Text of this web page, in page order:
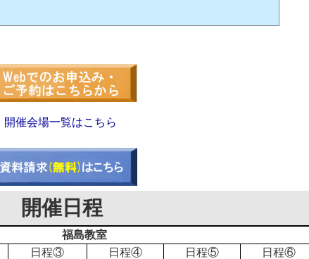
開催会場一覧はこちら
開催日程
福島教室
日程③
日程④
日程⑤
日程⑥